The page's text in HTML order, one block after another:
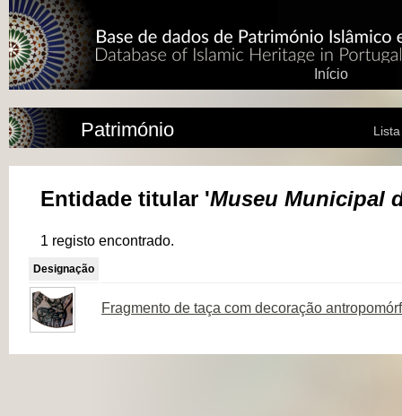
Início
Património
Entidade titular 'Museu Municipal
1 registo encontrado.
Designação
Fragmento de taça com decoração